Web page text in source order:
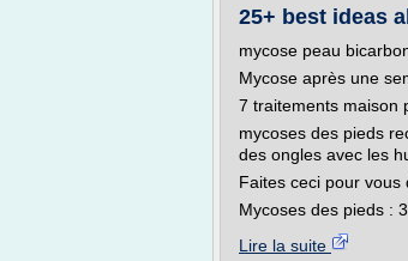
25+ best ideas
mycose peau
Mycose après une
7 traitements maison
mycoses des pieds
des ongles avec les
Faites ceci pour
Mycoses des pieds : 3
Lire la suite